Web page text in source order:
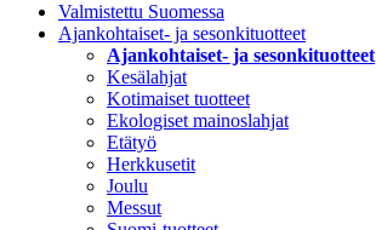
Valmistettu Suomessa
Ajankohtaiset- ja sesonkituotteet
Ajankohtaiset- ja sesonkituotteet
Kesälahjat
Kotimaiset tuotteet
Ekologiset mainoslahjat
Etätyö
Herkkusetit
Joulu
Messut